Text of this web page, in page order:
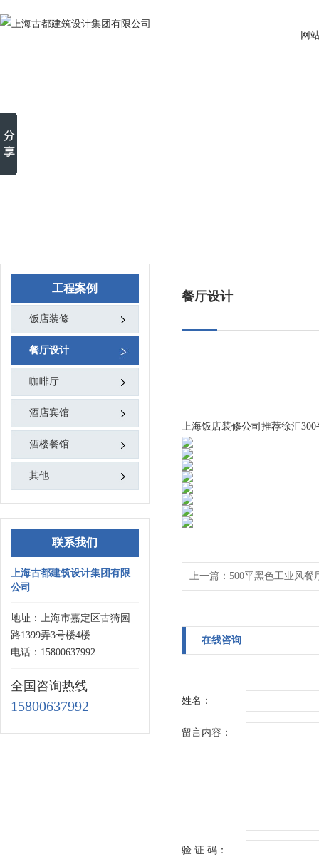
网
工程案例
饭店装修
餐厅设计
咖啡厅
酒店宾馆
酒楼餐馆
其他
联系我们
上海古都建筑设计集团有限
公司
地址：上海市嘉定区古猗园
路1399弄3号楼4楼
电话：15800637992
全国咨询热线
15800637992
餐厅设计
上海饭店装修公司推荐徐汇
上一篇： 500平黑色工业风餐
在线咨询
姓名：
留言内容：
验 证 码：